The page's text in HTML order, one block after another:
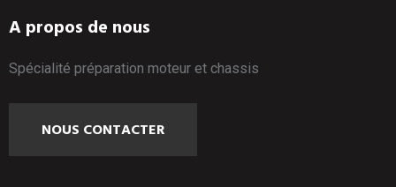
A propos de nous
Spécialité préparation moteur et chassis
NOUS CONTACTER